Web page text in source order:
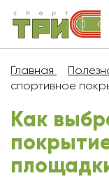
Главная
спортивное
Как